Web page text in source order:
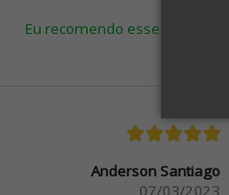
Eu recomendo esse produto.
Anderson Santiago